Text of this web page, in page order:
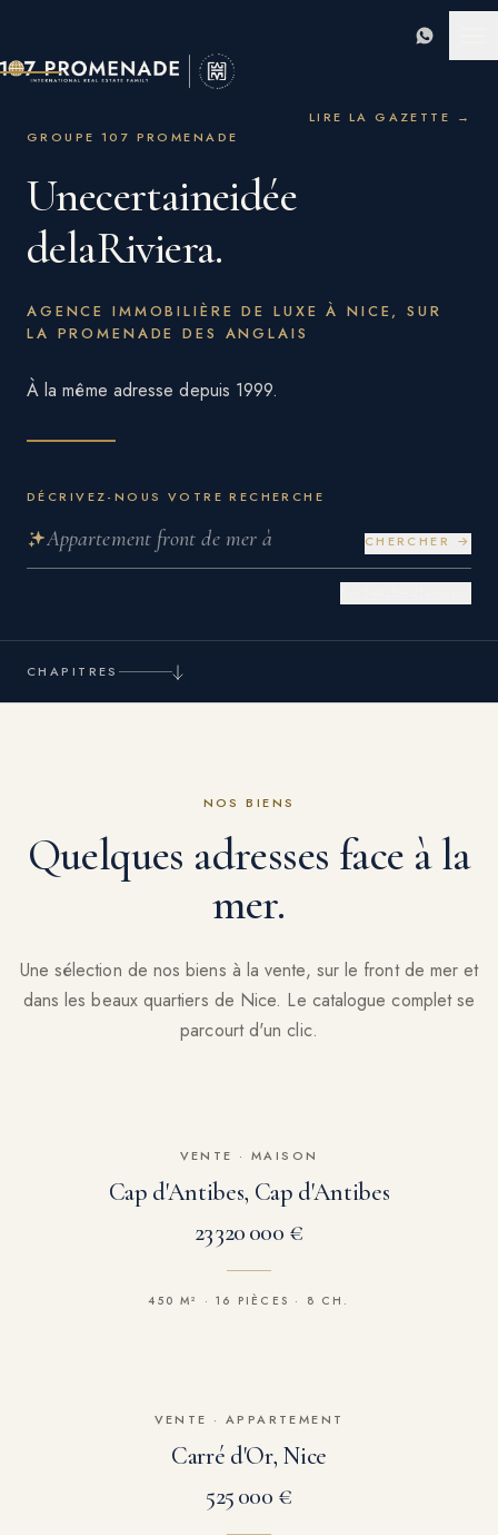
LIRE LA GAZETTE
→
GROUPE 107 PROMENADE
Unecertaineidée
delaRiviera.
AGENCE IMMOBILIÈRE DE LUXE À NICE, SUR
LA PROMENADE DES ANGLAIS
À la même adresse depuis 1999.
DÉCRIVEZ-NOUS VOTRE RECHERCHE
CHERCHER →
CHAPITRES
NOS BIENS
Quelques adresses face à la
mer.
Une sélection de nos biens à la vente, sur le front de mer et
dans les beaux quartiers de Nice. Le catalogue complet se
parcourt d'un clic.
VENTE · MAISON
Cap d'Antibes, Cap d'Antibes
23 320 000 €
450 M² · 16 PIÈCES · 8 CH.
VENTE · APPARTEMENT
Carré d'Or, Nice
525 000 €